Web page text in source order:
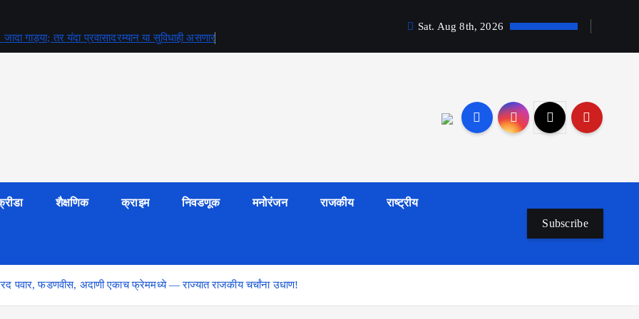
गाड्या; तर यंदा प्रवासादरम्यान या सुविधाही असणार
Sat. Aug 8th, 2026
शैक्षणिक क्राइम निवडणूक मनोरंजन राजकीय राष्ट्रीय
Subscribe
पवार, फडणवीस, अदाणी एकाच फ्रेममध्ये — राज्यात राजकीय चर्चांना उधाण!